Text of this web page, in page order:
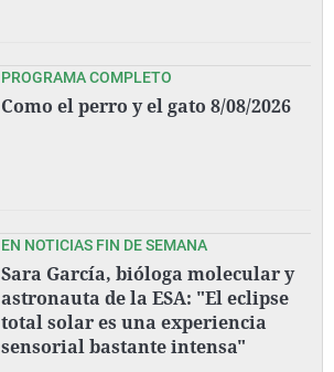
PROGRAMA COMPLETO
Como el perro y el gato 8/08/2026
EN NOTICIAS FIN DE SEMANA
Sara García, bióloga molecular y
astronauta de la ESA: "El eclipse
total solar es una experiencia
sensorial bastante intensa"